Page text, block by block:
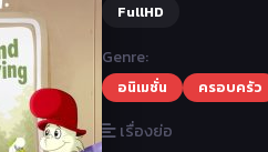
FullHD
Genre:
อนิเมชั่น ครอบครัว
เรื่องย่อ